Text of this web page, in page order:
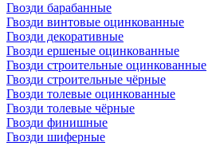
Гвозди барабанные
Гвозди винтовые оцинкованные
Гвозди декоративные
Гвозди ершеные оцинкованные
Гвозди строительные оцинкованные
Гвозди строительные чёрные
Гвозди толевые оцинкованные
Гвозди толевые чёрные
Гвозди финишные
Гвозди шиферные